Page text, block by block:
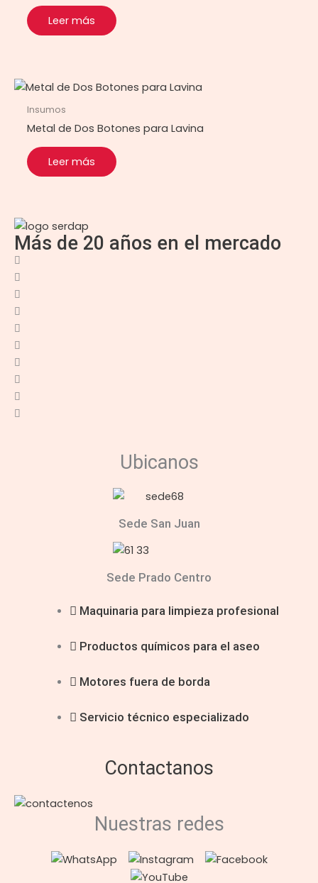
Leer más
Insumos
Metal de Dos Botones para Lavina
Leer más
Más de 20 años en el mercado
Ubicanos
Sede San Juan
Sede Prado Centro
Maquinaria para limpieza profesional
Productos químicos para el aseo
Motores fuera de borda
Servicio técnico especializado
Nuestras redes
Contactanos